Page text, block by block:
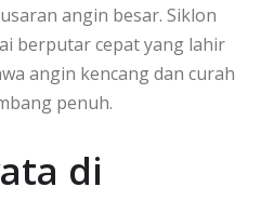
angin besar. Siklon
berputar cepat yang lahir
angin kencang dan curah
penuh.
di